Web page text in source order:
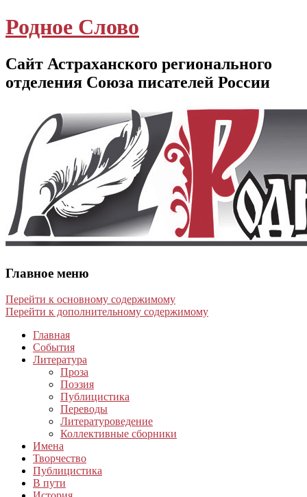
Родное Слово
Сайт Астраханского регионального
отделения Союза писателей России
Главное меню
Перейти к основному содержимому
Перейти к дополнительному содержимому
Главная
События
Литература
Проза
Поэзия
Публицистика
Переводы
Литературоведение
Коллективные сборники
Имена
Творчество
Публицистика
В пути